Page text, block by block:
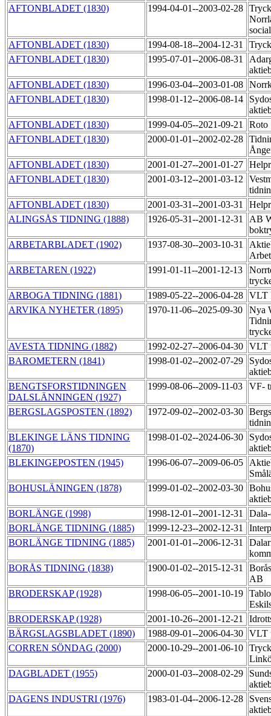
AFTONBLADET (1830)
1994-04-01--2003-02-28
AFTONBLADET (1830)
1994-08-18--2004-12-31
AFTONBLADET (1830)
1995-07-01--2006-08-31
AFTONBLADET (1830)
1996-03-04--2003-01-08
AFTONBLADET (1830)
1998-01-12--2006-08-14
AFTONBLADET (1830)
1999-04-05--2021-09-21
Roto
AFTONBLADET (1830)
2000-01-01--2002-02-28
AFTONBLADET (1830)
2001-01-27--2001-01-27
AFTONBLADET (1830)
2001-03-12--2001-03-12
AFTONBLADET (1830)
2001-03-31--2001-03-31
ALINGSÅS TIDNING (1888)
1926-05-31--2001-12-31
AB
ARBETARBLADET (1902)
1937-08-30--2003-10-31
ARBETAREN (1922)
1991-01-11--2001-12-13
ARBOGA TIDNING (1881)
1989-05-22--2006-04-28 VLT
ARVIKA NYHETER (1895)
1970-11-06--2025-09-30
Nya
AVESTA TIDNING (1882)
1992-02-27--2006-04-30 VLT
BAROMETERN (1841)
1998-01-02--2002-07-29
BENGTSFORSTIDNINGEN
DALSLÄNNINGEN (1927)
1999-08-06--2009-11-03 VF-
BERGSLAGSPOSTEN (1892) 1972-09-02--2002-03-30
BLEKINGE LÄNS TIDNING
(1870)
1998-01-02--2024-06-30
BLEKINGEPOSTEN (1945)
1996-06-07--2009-06-05
BOHUSLÄNINGEN (1878)
1999-01-02--2002-03-30
BORLÄNGE (1998)
1998-12-01--2001-12-31
BORLÄNGE TIDNING (1885)
1999-12-23--2002-12-31
BORLÄNGE TIDNING (1885)
2001-01-01--2006-12-31
BORÅS TIDNING (1838)
1900-01-02--2015-12-31
AB
BRODERSKAP (1928)
1998-06-05--2001-10-19
BRODERSKAP (1928)
2001-10-26--2001-12-21
BÄRGSLAGSBLADET (1890)
1988-09-01--2006-04-30 VLT
CORREN SÖNDAG (2000)
2000-10-29--2001-06-10
DAGBLADET (1955)
2000-01-03--2008-02-29
DAGENS INDUSTRI (1976)
1983-01-04--2006-12-28